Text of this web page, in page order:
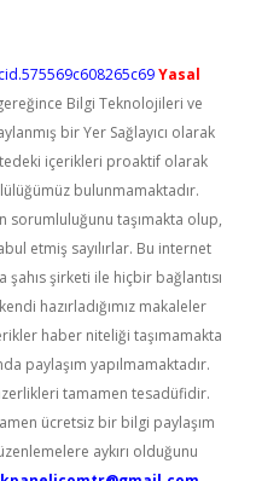
Yasal
Bilgi Teknolojileri ve
bir Yer Sağlayıcı olarak
içerikleri proaktif olarak
bulunmamaktadır.
sorumluluğunu taşımakta olup,
etmiş sayılırlar. Bu internet
şirketi ile hiçbir bağlantısı
hazırladığımız makaleler
haber niteliği taşımamakta
paylaşım yapılmamaktadır.
tamamen tesadüfidir.
ücretsiz bir bilgi paylaşım
aykırı olduğunu